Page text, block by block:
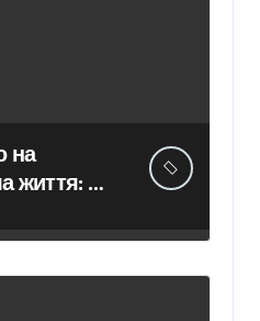
на
життя: в